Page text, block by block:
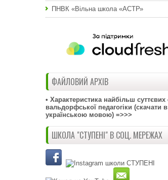
ПНВК «Вільна школа «АСТР»
ФАЙЛОВИЙ АРХІВ
• Характеристика найбільш суттєвих
вальдорфської педагогіки (скачати
українською мовою) =>>>
ШКОЛА "СТУПЕНІ" В СОЦ. МЕРЕЖАХ